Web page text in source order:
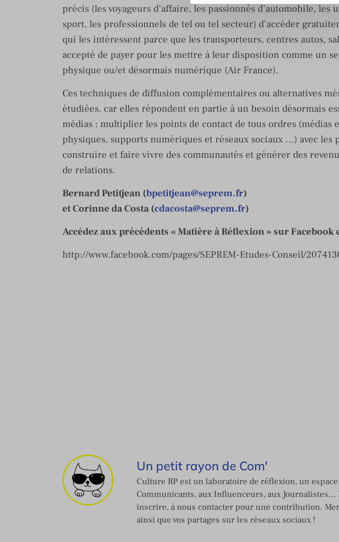
précis (les voyageurs d’affaire, les passionnés d’automobile, les
sport, les professionnels de tel ou tel secteur) d’accéder
qui les intéressent parce que les transporteurs, centres autos,
accepté de payer pour les mettre à leur disposition comme un
physique ou/et désormais numérique (Air France).
Ces techniques de diffusion complémentaires ou alternatives
étudiées, car elles répondent en partie à un besoin désormais
médias : multiplier les points de contact de tous ordres (médias
physiques, supports numériques et réseaux sociaux …) avec les
construire et faire vivre des communautés et générer des
de relations.
Bernard Petitjean (bpetitjean@seprem.fr)
et Corinne da Costa (cdacosta@seprem.fr)
Accédez aux précédents « Matière à Réflexion » sur Facebook
http://www.facebook.com/pages/SEPREM-Etudes-Conseil/
Un petit rayon de Com'
Culture RP est un laboratoire de réflexion, un
Communicants, aux Influenceurs, aux Journalistes…
inscrire, à nous contacter pour une contribution.
ainsi que vos partages sur les réseaux sociaux !